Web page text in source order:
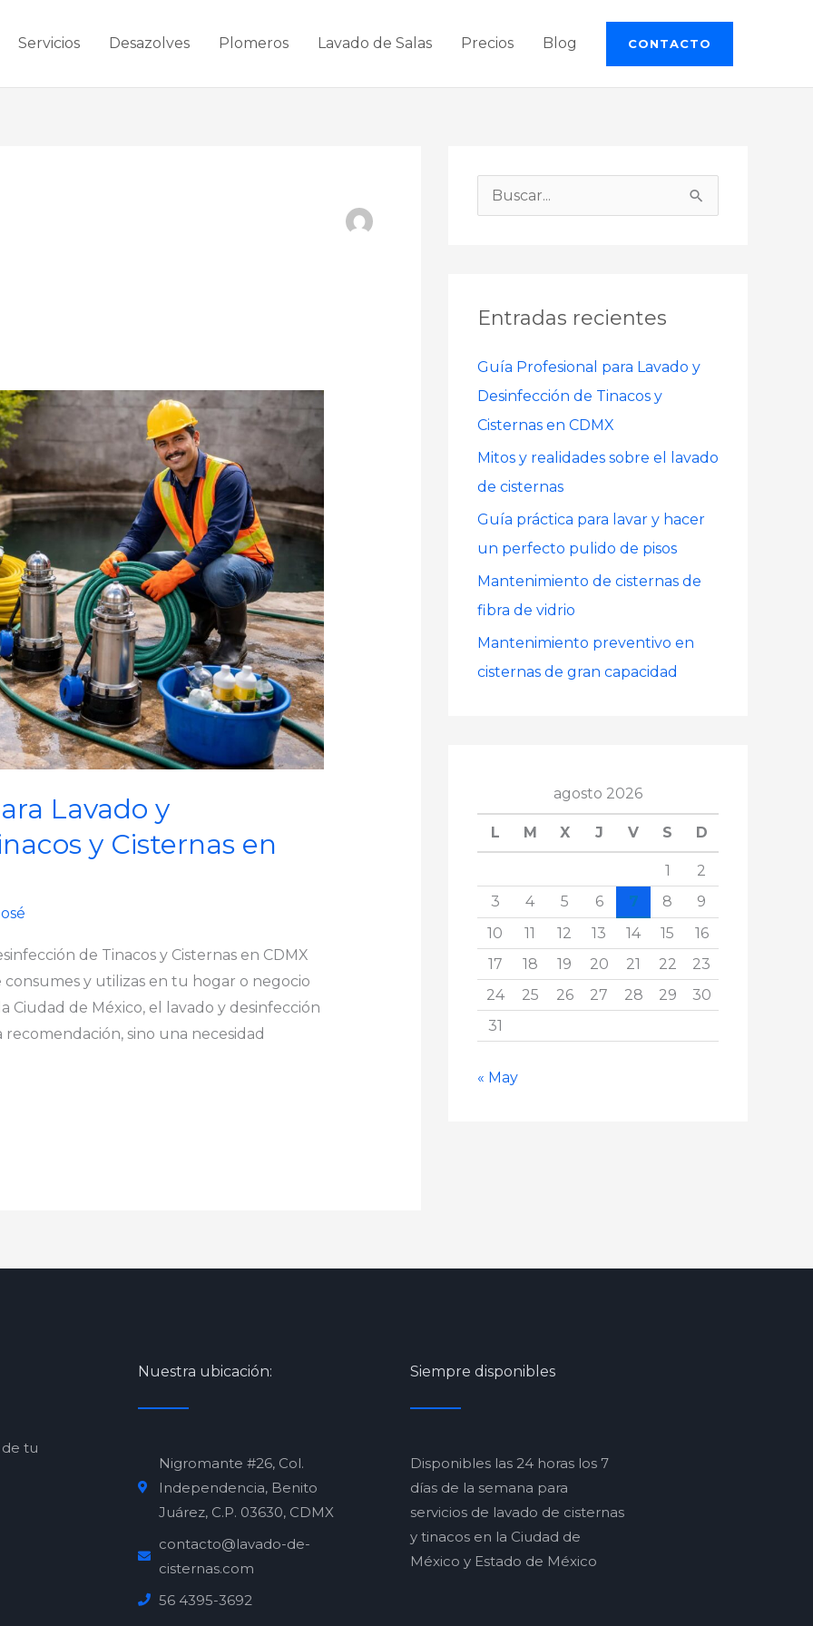
Servicios Desazolves Plomeros Lavado de Salas Precios Blog CONTACTO
Lavado y
y Cisternas en
de Tinacos y Cisternas en CDMX
y utilizas en tu hogar o negocio
Ciudad de México, el lavado y desinfección
sino una necesidad
a
p
o
r
:
Entradas recientes
Guía Profesional para Lavado y
Desinfección de Tinacos y
Cisternas en CDMX
Mitos y realidades sobre el lavado
de cisternas
Guía práctica para lavar y hacer
un perfecto pulido de pisos
Mantenimiento de cisternas de
fibra de vidrio
Mantenimiento preventivo en
cisternas de gran capacidad
agosto 2026
L M X J V S D
1
2
3
4 5 6 7 8
9
10
11 12 13 14 15
16
17
18 19 20 21 22
23
24
25 26 27 28 29
30
31
« May
tu
Nuestra ubicación:
Nigromante #26, Col.
Independencia, Benito
Juárez, C.P. 03630, CDMX
contacto@lavado-de-
cisternas.com
56 4395-3692
Siempre disponibles
Disponibles las 24 horas los 7
días de la semana para
servicios de lavado de cisternas
y tinacos en la Ciudad de
México y Estado de México